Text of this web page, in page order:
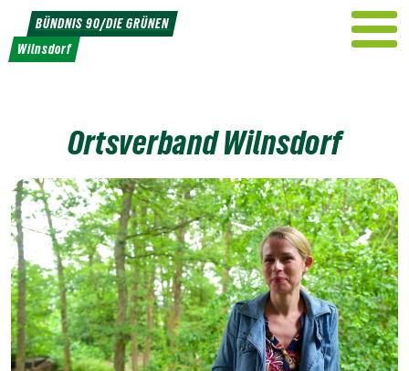
Weiter
zum
Inhalt
BÜNDNIS 90/DIE GRÜNEN
Wilnsdorf
Ortsverband Wilnsdorf